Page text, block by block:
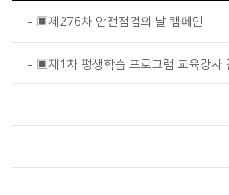
▣제276차 안전점검의 날 캠페인
▣제1차 평생학습 프로그램 교육강사